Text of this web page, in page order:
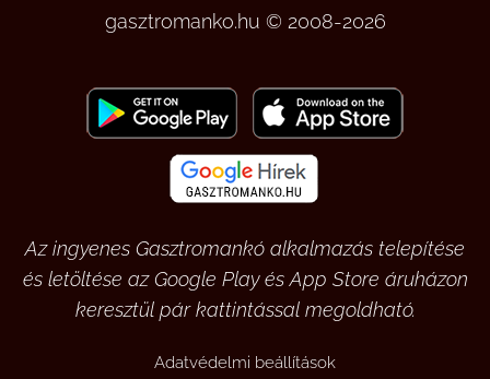
gasztromanko.hu © 2008-2026
Az ingyenes Gasztromankó alkalmazás telepítése
és letöltése az Google Play és App Store áruházon
keresztül pár kattintással megoldható.
Adatvédelmi beállítások